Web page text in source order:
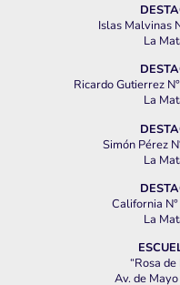
Islas Malvinas
La
Ricardo Gutierrez
La
Simón Pérez
La
California
La
“Rosa
Av. de